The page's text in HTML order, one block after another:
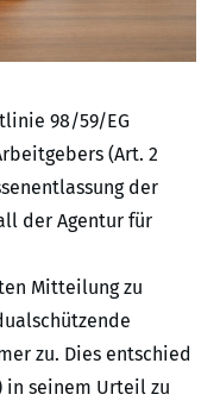
98/59/EG
(Art. 2
der
der Agentur für
Mitteilung zu
zu. Dies entschied
in seinem Urteil zu